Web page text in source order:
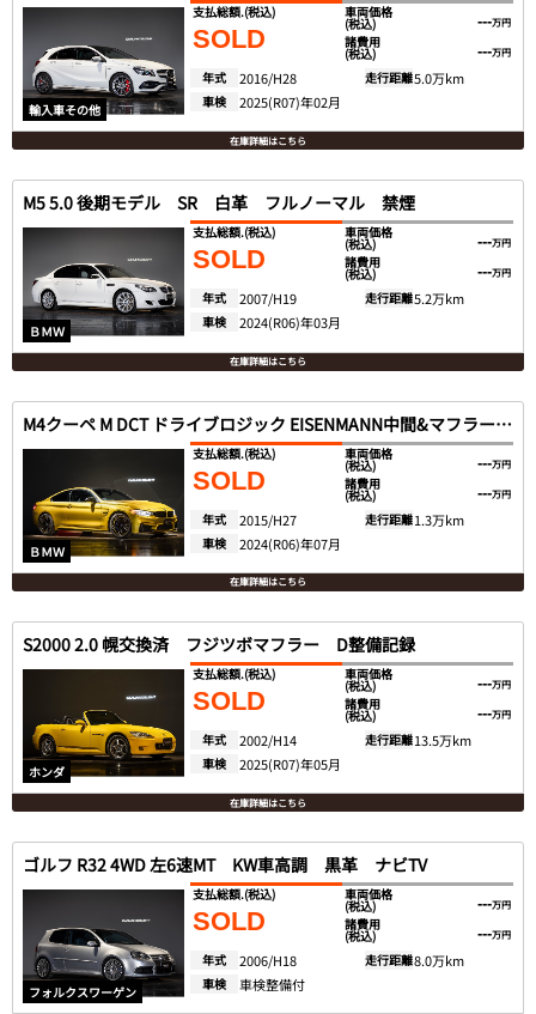
輸入車その他
支払総額.(税込)
SOLD
車両価格
(税込) ---万円
諸費用
(税込) ---万円
年式 2016/H28 走行距離5.0万km
車検 2025(R07)年02月
在庫詳細はこちら
M5 5.0 後期モデル SR 白革 フルノーマル 禁煙
ＢＭＷ
支払総額.(税込)
SOLD
車両価格
(税込) ---万円
諸費用
(税込) ---万円
年式 2007/H19 走行距離5.2万km
車検 2024(R06)年03月
在庫詳細はこちら
M4クーペ M DCT ドライブロジック EISENMANN中間&マフラー Mパフォエアロ
ＢＭＷ
支払総額.(税込)
SOLD
車両価格
(税込) ---万円
諸費用
(税込) ---万円
年式 2015/H27 走行距離1.3万km
車検 2024(R06)年07月
在庫詳細はこちら
S2000 2.0 幌交換済 フジツボマフラー D整備記録
ホンダ
支払総額.(税込)
SOLD
車両価格
(税込) ---万円
諸費用
(税込) ---万円
年式 2002/H14 走行距離13.5万km
車検 2025(R07)年05月
在庫詳細はこちら
ゴルフ R32 4WD 左6速MT KW車高調 黒革 ナビTV
フォルクスワーゲン
支払総額.(税込)
SOLD
車両価格
(税込) ---万円
諸費用
(税込) ---万円
年式 2006/H18 走行距離8.0万km
車検 車検整備付